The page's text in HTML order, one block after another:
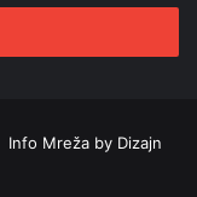
Info Mreža by Dizajn